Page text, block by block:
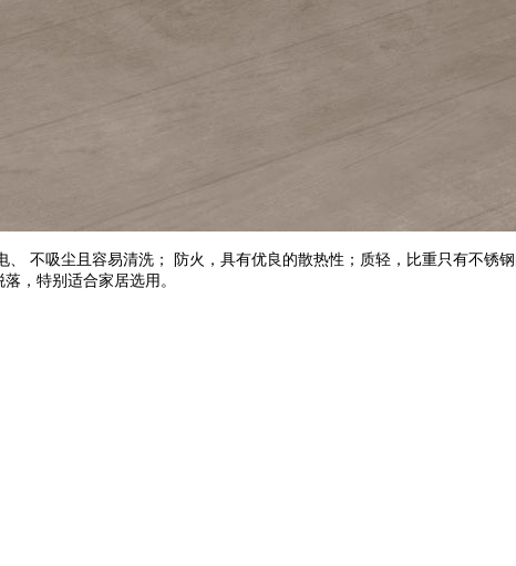
不吸尘且容易清洗； 防火，具有优良的散热性；质轻，比重只有不
，特别适合家居选用。